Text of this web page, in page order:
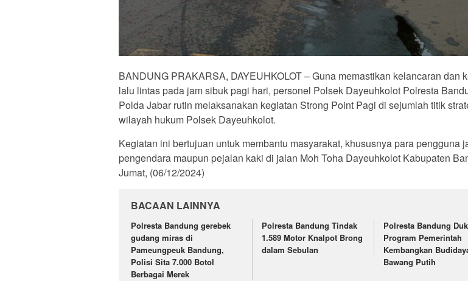
BANDUNG PRAKARSA, DAYEUHKOLOT – Guna memastikan kelancaran dan
lalu lintas pada jam sibuk pagi hari, personel Polsek Dayeuhkolot Polresta
Polda Jabar rutin melaksanakan kegiatan Strong Point Pagi di sejumlah titik
wilayah hukum Polsek Dayeuhkolot.
Kegiatan ini bertujuan untuk membantu masyarakat, khususnya para pengguna
pengendara maupun pejalan kaki di jalan Moh Toha Dayeuhkolot Kabupaten
Jumat, (06/12/2024)
BACAAN LAINNYA
Polresta Bandung gerebek
gudang miras di
Pameungpeuk Bandung,
Polisi Sita 7.000 Botol
Berbagai Merek
Polresta Bandung Tindak
1.589 Motor Knalpot Brong
dalam Sebulan
Polresta Bandung
Program Pemerintah
Kembangkan
Bawang Putih